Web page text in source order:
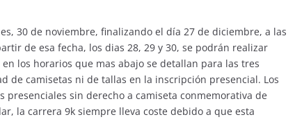
30 de noviembre, finalizando el día 27 de diciembre, a las
de esa fecha, los dias 28, 29 y 30, se podrán realizar
los horarios que mas abajo se detallan para las tres
de camisetas ni de tallas en la inscripción presencial. Los
sin derecho a camiseta conmemorativa de
la carrera 9k siempre lleva coste debido a que esta